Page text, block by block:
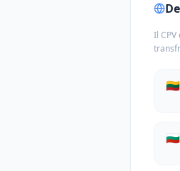
Il
🇱🇹
🇧🇬